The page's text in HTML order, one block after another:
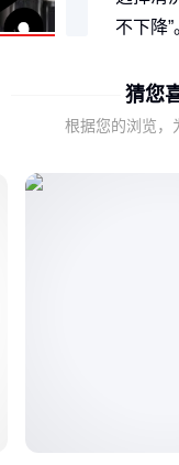
不下降
✅选错
靠性。
二、
猜您
根据您的浏览，